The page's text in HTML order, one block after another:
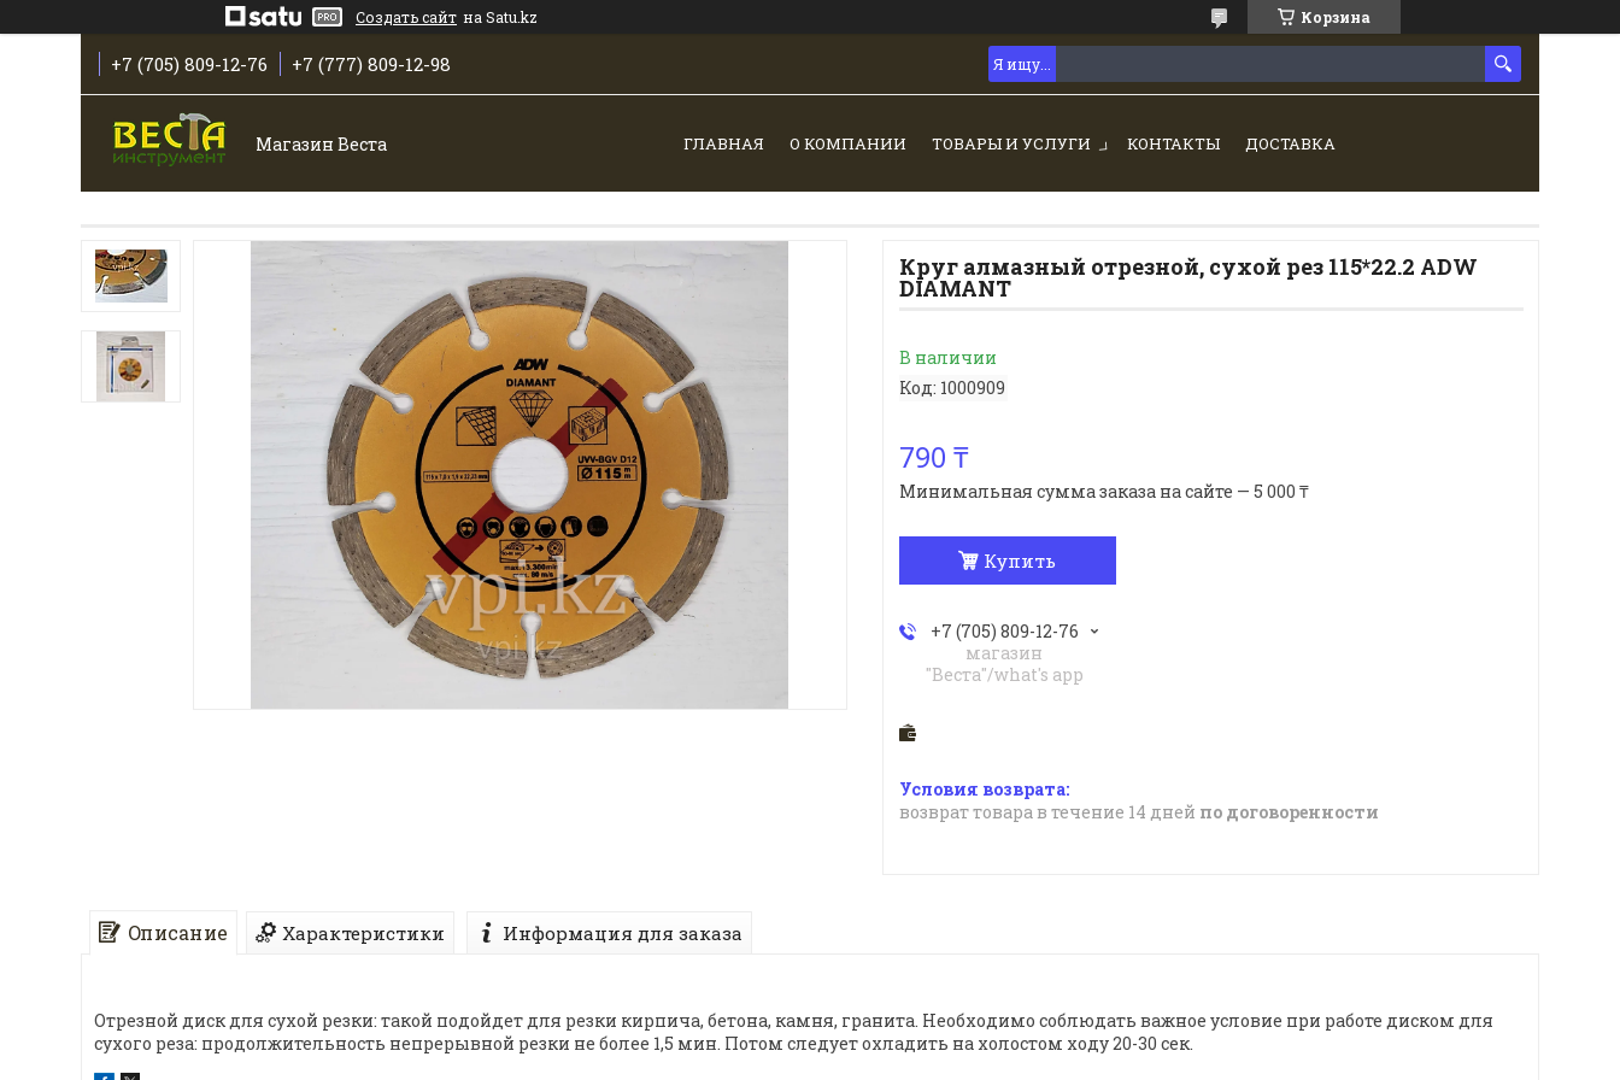
Создать сайт на Satu.kz Корзина
+7 (705) 809-12-76 +7 (777) 809-12-98
Магазин Веста ГЛАВНАЯ О КОМПАНИИ ТОВАРЫ И УСЛУГИ КОНТАКТЫ ДОСТАВКА
Круг алмазный отрезной, сухой рез 115*22.2 ADW
DIAMANT
В наличии
Код: 1000909
790 ₸
Минимальная сумма заказа на сайте — 5 000 ₸
Купить
+7 (705) 809-12-76
магазин
"Веста"/what's app
возврат товара в течение 14 дней по договоренности
Описание Характеристики Информация для заказа
Отрезной диск для сухой резки: такой подойдет для резки кирпича, бетона, камня, гранита. Необходимо соблюдать важное условие при работе диском для
сухого реза: продолжительность непрерывной резки не более 1,5 мин. Потом следует охладить на холостом ходу 20-30 сек.